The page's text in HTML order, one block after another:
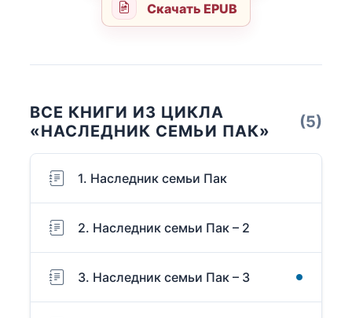
Скачать EPUB
ВСЕ КНИГИ ИЗ ЦИКЛА
«НАСЛЕДНИК СЕМЬИ ПАК»
(5)
1. Наследник семьи Пак
2. Наследник семьи Пак – 2
3. Наследник семьи Пак – 3